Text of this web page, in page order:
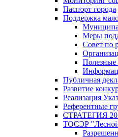
Паспорт города
Поддержка
Меры
Совет по
Полезные
Публичная
Развитие
Реализация
Референтные
СТРАТЕГИЯ
ТОСЭР